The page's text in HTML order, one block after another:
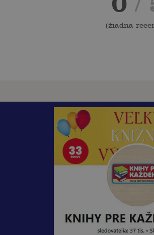
(žiadna